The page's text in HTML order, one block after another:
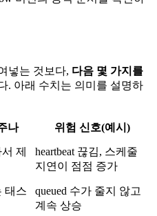
넣는 것보다, 다음 몇 가지를
. 아래 수치는 의미를 설명하
나
위험 신호(예시)
제
heartbeat 끊김, 스케줄
지연이 점점 증가
태스
queued 수가 줄지 않고
계속 상승